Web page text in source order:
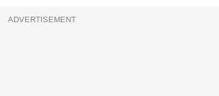
ADVERTISEMENT